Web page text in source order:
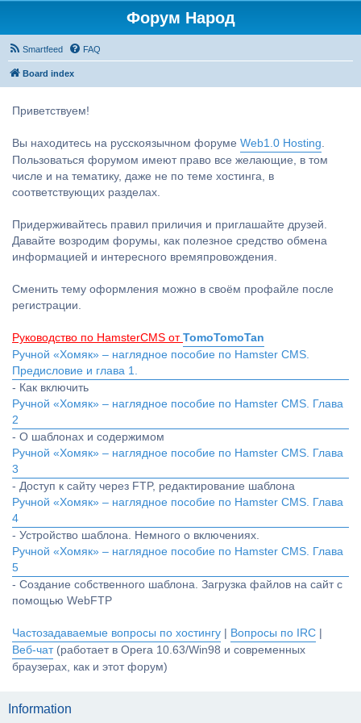
Форум Народ
Smartfeed FAQ
Board index
Приветствуем!
Вы находитесь на русскоязычном форуме Web1.0 Hosting.
Пользоваться форумом имеют право все желающие, в том
числе и на тематику, даже не по теме хостинга, в
соответствующих разделах.
Придерживайтесь правил приличия и приглашайте друзей.
Давайте возродим форумы, как полезное средство обмена
информацией и интересного времяпровождения.
Сменить тему оформления можно в своём профайле после
регистрации.
Руководство по HamsterCMS от TomoTomoTan
Ручной «Хомяк» – наглядное пособие по Hamster CMS.
Предисловие и глава 1.
- Как включить
Ручной «Хомяк» – наглядное пособие по Hamster CMS. Глава
2
- О шаблонах и содержимом
Ручной «Хомяк» – наглядное пособие по Hamster CMS. Глава
3
- Доступ к сайту через FTP, редактирование шаблона
Ручной «Хомяк» – наглядное пособие по Hamster CMS. Глава
4
- Устройство шаблона. Немного о включениях.
Ручной «Хомяк» – наглядное пособие по Hamster CMS. Глава
5
- Создание собственного шаблона. Загрузка файлов на сайт с
помощью WebFTP
Частозадаваемые вопросы по хостингу Вопросы по IRC
Веб-чат(работает в Opera 10.63/Win98 и современных
браузерах, как и этот форум)
Information